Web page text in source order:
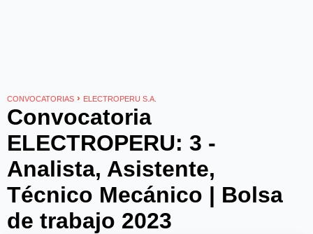
CONVOCATORIAS › ELECTROPERU S.A.
Convocatoria
ELECTROPERU: 3 -
Analista, Asistente,
Técnico Mecánico | Bolsa
de trabajo 2023